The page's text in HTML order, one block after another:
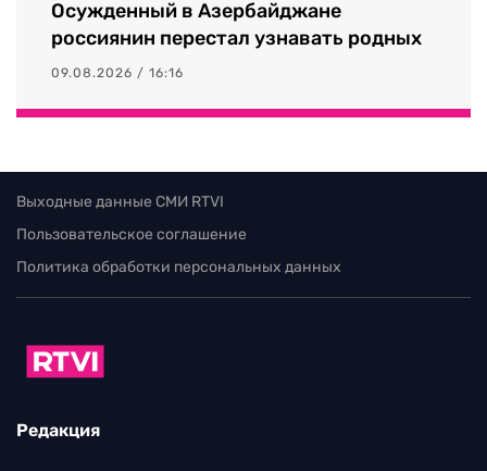
Осужденный в Азербайджане
россиянин перестал узнавать родных
09.08.2026 / 16:16
Выходные данные СМИ RTVI
Пользовательское соглашение
Политика обработки персональных данных
Редакция